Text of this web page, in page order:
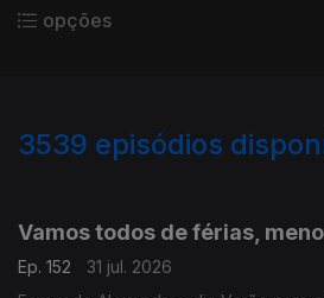
opções
3539 episódios
Vamos todos de férias,
Ep. 152
31 jul. 2026